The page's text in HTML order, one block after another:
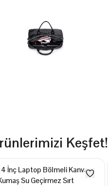
Keşfet!
İnç Laptop Bölmeli Kanvas
Su Geçirmez Sırt